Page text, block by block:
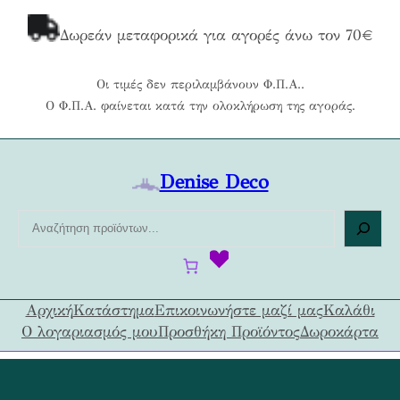
Δωρεάν μεταφορικά για αγορές άνω τον 70€
Οι τιμές δεν περιλαμβάνουν Φ.Π.Α..
Ο Φ.Π.Α. φαίνεται κατά την ολοκλήρωση της αγοράς.
Denise Deco
ή
τ
η
ΑρχικήΚατάστημαΕπικοινωνήστε μαζί μαςΚαλάθι
Ο λογαριασμός μουΠροσθήκη ΠροϊόντοςΔωροκάρτα